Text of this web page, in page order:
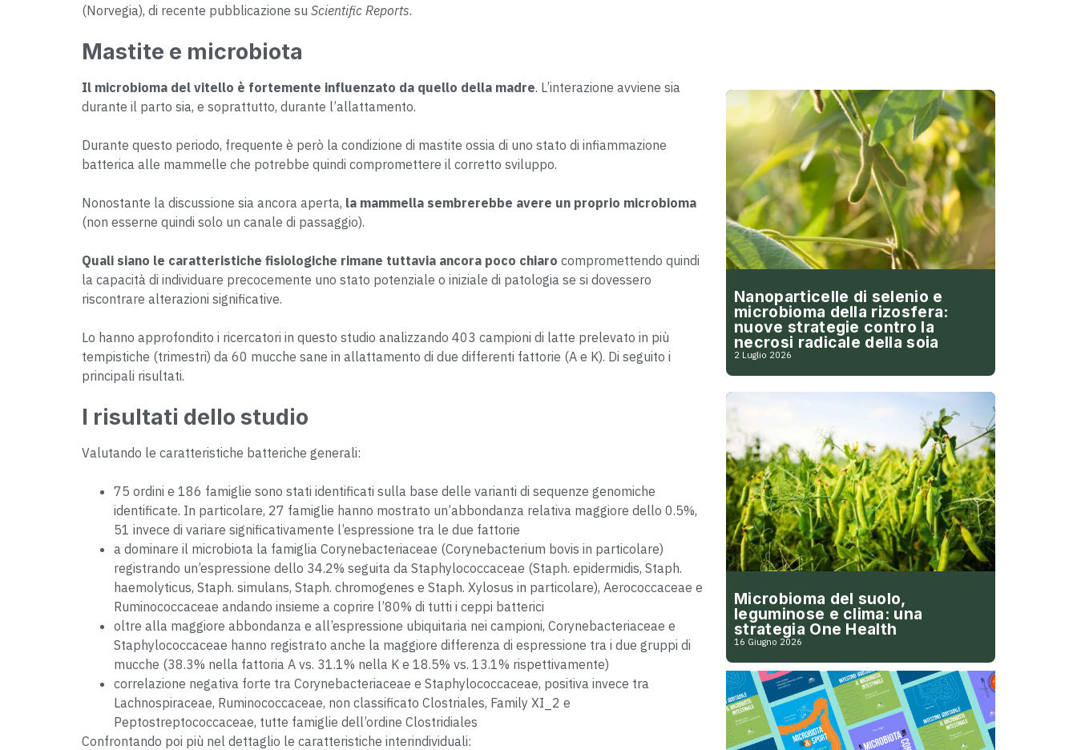
(Norvegia), di recente pubblicazione su Scientific Reports.
Mastite e microbiota
Il microbioma del vitello è fortemente influenzato da quello della madre. L’interazione avviene sia
durante il parto sia, e soprattutto, durante l’allattamento.
Durante questo periodo, frequente è però la condizione di mastite ossia di uno stato di infiammazione
batterica alle mammelle che potrebbe quindi compromettere il corretto sviluppo.
Nonostante la discussione sia ancora aperta, la mammella sembrerebbe avere un proprio microbioma
(non esserne quindi solo un canale di passaggio).
Quali siano le caratteristiche fisiologiche rimane tuttavia ancora poco chiaro compromettendo quindi
la capacità di individuare precocemente uno stato potenziale o iniziale di patologia se si dovessero
riscontrare alterazioni significative.
Lo hanno approfondito i ricercatori in questo studio analizzando 403 campioni di latte prelevato in più
tempistiche (trimestri) da 60 mucche sane in allattamento di due differenti fattorie (A e K). Di seguito i
principali risultati.
I risultati dello studio
Valutando le caratteristiche batteriche generali:
75 ordini e 186 famiglie sono stati identificati sulla base delle varianti di sequenze genomiche
identificate. In particolare, 27 famiglie hanno mostrato un’abbondanza relativa maggiore dello 0.5%,
51 invece di variare significativamente l’espressione tra le due fattorie
a dominare il microbiota la famiglia Corynebacteriaceae (Corynebacterium bovis in particolare)
registrando un’espressione dello 34.2% seguita da Staphylococcaceae (Staph. epidermidis, Staph.
haemolyticus, Staph. simulans, Staph. chromogenes e Staph. Xylosus in particolare), Aerococcaceae e
Ruminococcaceae andando insieme a coprire l’80% di tutti i ceppi batterici
oltre alla maggiore abbondanza e all’espressione ubiquitaria nei campioni, Corynebacteriaceae e
Staphylococcaceae hanno registrato anche la maggiore differenza di espressione tra i due gruppi di
mucche (38.3% nella fattoria A vs. 31.1% nella K e 18.5% vs. 13.1% rispettivamente)
correlazione negativa forte tra Corynebacteriaceae e Staphylococcaceae, positiva invece tra
Lachnospiraceae, Ruminococcaceae, non classificato Clostriales, Family XI_2 e
Peptostreptococcaceae, tutte famiglie dell’ordine Clostridiales
Confrontando poi più nel dettaglio le caratteristiche interindividuali:
Nanoparticelle di selenio e
microbioma della rizosfera:
nuove strategie contro la
necrosi radicale della soia
2 Luglio 2026
Microbioma del suolo,
leguminose e clima: una
strategia One Health
16 Giugno 2026